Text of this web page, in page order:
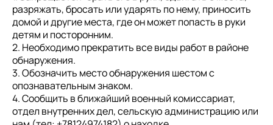
разряжать, бросать или ударять по нему, приносить
домой и другие места, где он может попасть в руки
детям и посторонним.
2. Необходимо прекратить все виды работ в районе
обнаружения.
3. Обозначить место обнаружения шестом с
опознавательным знаком.
4. Сообщить в ближайший военный комиссариат,
отдел внутренних дел, сельскую администрацию или